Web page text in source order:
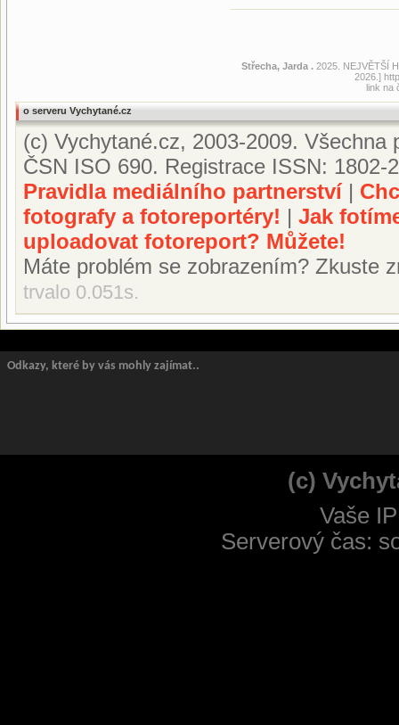
Střecha, Jarda . 2025. NEJVĚTŠÍ
2026.]
link na
o serveru Vychytané.cz
(c) Vychytané.cz, 2003-2009.
ČSN ISO 690. Registrace ISSN: 1802-
Pravidla mediálního partnerství|
fotografy a fotoreportéry! | Jak
uploadovat fotoreport? Můžete!
Máte problém se zobrazením? Zkuste
trvalo 0.051s.
Odkazy, které by vás mohly zajímat..
(c)
Vaše
Serverový čas: